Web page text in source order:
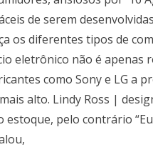
de serem
os diferentes tipos de
eletrônico não é apenas
como Sony e LG a
alto. Lindy Ross |
estoque, pelo contrário